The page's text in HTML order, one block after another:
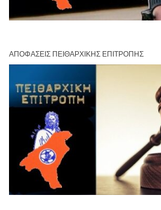
ΑΠΟΦΆΣΕΙΣ ΠΕΙΘΑΡΧΙΚΉΣ ΕΠΙΤΡΟΠΉΣ